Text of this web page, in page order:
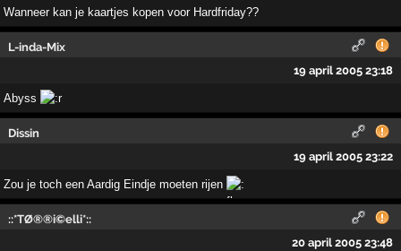
Wanneer kan je kaartjes kopen voor Hardfriday??
L-inda-Mix
19 april 2005 23:18
Abyss
Dissin
19 april 2005 23:22
Zou je toch een Aardig Eindje moeten rijen
::*TØ®®i©elli*::
20 april 2005 23:48